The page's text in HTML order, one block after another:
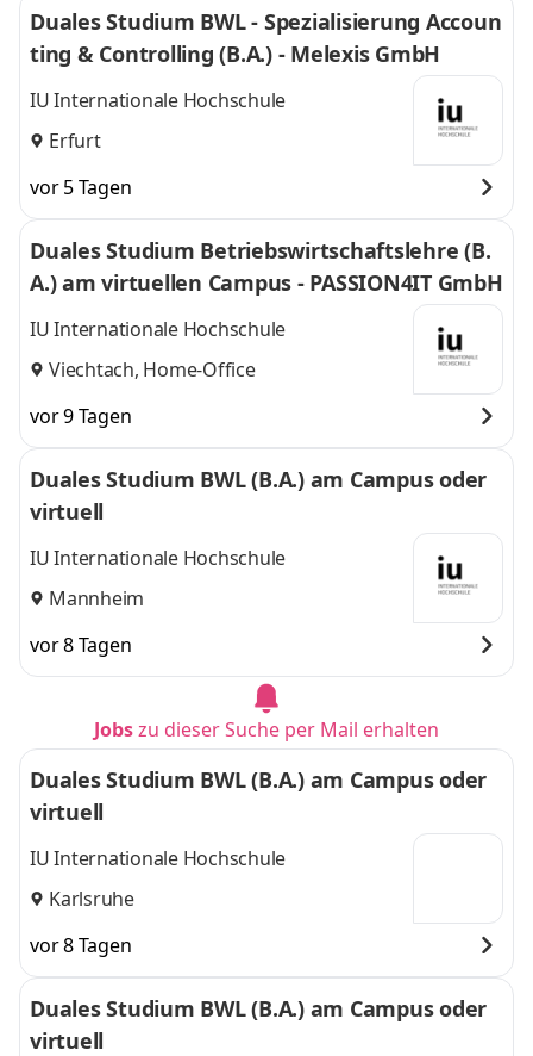
Duales Studium BWL - Spezialisierung Accoun
ting & Controlling (B.A.) - Melexis GmbH
IU Internationale Hochschule
Erfurt
vor 5 Tagen
Duales Studium Betriebswirtschaftslehre (B.
A.) am virtuellen Campus - PASSION4IT GmbH
IU Internationale Hochschule
Viechtach, Home-Office
vor 9 Tagen
Duales Studium BWL (B.A.) am Campus oder
virtuell
IU Internationale Hochschule
Mannheim
vor 8 Tagen
Jobszu dieser Suche per Mail erhalten
Duales Studium BWL (B.A.) am Campus oder
virtuell
IU Internationale Hochschule
Karlsruhe
vor 8 Tagen
Duales Studium BWL (B.A.) am Campus oder
virtuell